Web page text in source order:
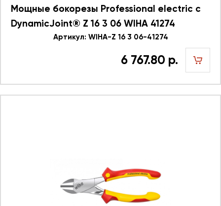
Мощные бокорезы Professional electric с
DynamicJoint® Z 16 3 06 WIHA 41274
Артикул: WIHA-Z 16 3 06-41274
6 767.80 р.